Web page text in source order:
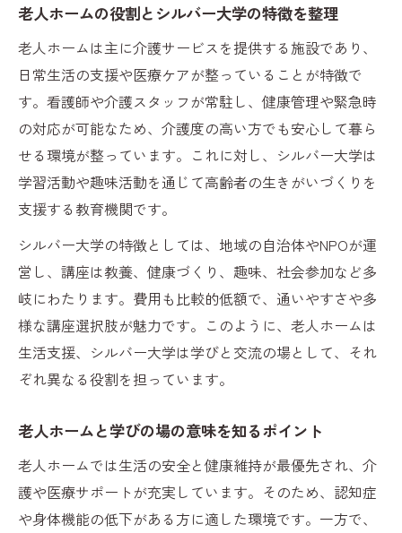
老人ホームと学習環境の違いを知るポイン
ト
シルバー大学と老人ホームのメリットを整
理
老人ホーム利用者と学び直し希望者の共通
点
充実した生活を叶える学びの場探し
いづくり
老人ホームでの学びとシルバー大学の役割
老人ホーム以外の学び場を探す際のポイン
ト
シルバー大学の講座で得られる生活の充実
老人ホーム選びと学び直しの両立方法
生涯学習なら老人ホーム以外の道も
老人ホーム以外で始める生涯学習の選択肢
シルバー大学と老人ホームの学び直し環境
老人ホームの役割とシルバー大学の特徴を整理
老人ホームは主に介護サービスを提供する施設であり、
日常生活の支援や医療ケアが整っていることが特徴で
す。看護師や介護スタッフが常駐し、健康管理や緊急時
の対応が可能なため、介護度の高い方でも安心して暮ら
せる環境が整っています。これに対し、シルバー大学は
学習活動や趣味活動を通じて高齢者の生きがいづくりを
支援する教育機関です。
シルバー大学の特徴としては、地域の自治体やNPOが運
営し、講座は教養、健康づくり、趣味、社会参加など多
岐にわたります。費用も比較的低額で、通いやすさや多
様な講座選択肢が魅力です。このように、老人ホームは
生活支援、シルバー大学は学びと交流の場として、それ
ぞれ異なる役割を担っています。
老人ホームと学びの場の意味を知るポイント
老人ホームでは生活の安全と健康維持が最優先され、介
護や医療サポートが充実しています。そのため、認知症
や身体機能の低下がある方に適した環境です。一方で、